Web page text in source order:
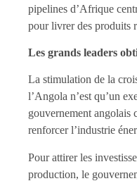
pipelines d’Afrique
pour livrer des produits
Les grands leaders
La stimulation de la
l’Angola n’est qu’un
gouvernement angolais
renforcer l’industrie
Pour attirer les
production, le